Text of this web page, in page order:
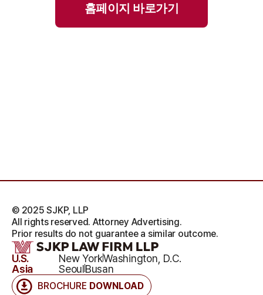
홈페이지 바로가기
BROCHURE DOWNLOAD
U.S. New YorkWashington, D.C.
Asia
SeoulBusan
© 2025 SJKP, LLP
All rights reserved. Attorney Advertising.
Prior results do not guarantee a similar outcome.